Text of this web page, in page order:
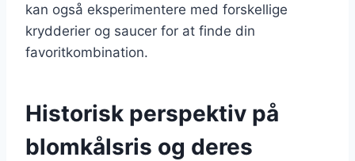
kan også eksperimentere med forskellige
krydderier og saucer for at finde din
favoritkombination.
Historisk perspektiv på
blomkålsris og deres